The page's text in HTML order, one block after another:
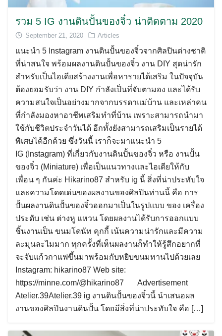
Search
for:
รวม 5 IG งานดินปั้นของจิ๋ว น่าติดตาม 2020
September 21, 2020 Articles
แนะนำ 5 Instagram งานดินปั้นของจิ๋วจากศิลปินต่างชาติ
ที่น่าสนใจ พร้อมผลงานดินปั้นของจิ๋ว งาน DIY สุดน่ารัก
สำหรับเป็นไอเดียสร้างงานเพื่อหารายได้เสริม ในปัจจุบัน
ต้องยอมรับว่า งาน DIY กำลังเป็นที่จับตามอง และได้รับ
ความสนใจเป็นอย่างมากจากบรรดาแม่บ้าน และเหล่าคน
ที่กำลังมองหาอาชีพเสริมทำที่บ้าน เพราะสามารถนำมา
ใช้กับชีวิตประจำวันได้ อีกทั้งยังสามารถเสริมเป็นรายได้
พิเศษได้อีกด้วย ซึ่งวันนี้ เราก็จะมาแนะนำ 5
IG (Instagram) ที่เกี่ยวกับงานดินปั้นของจิ๋ว หรือ งานปั้น
ของจิ๋ว (Miniature) เพื่อเป็นแนวทางและไอเดียให้กับ
เพื่อน ๆ กันค่ะ Hikarino87 สำหรับ ig นี้ สิ่งที่น่าประทับใจ
และความโดดเด่นของผลงานของศิลปินท่านนี้ คือ การ
ปั้นผลงานดินปั้นของจิ๋วออกมาเป็นในรูปแบบ ของ เครื่อง
ประดับ เช่น ต่างหู แหวน โดยผลงานได้รับการออกแบบ
ชิ้นงานเป็น ขนมโดนัท คุกกี้ เน้นความน่ารักและมีความ
ละมุนละไมมาก ทุกครั้งที่เห็นผลงานก็ทำให้รู้สึกอยากที่
จะจับแก้วกาแฟขึ้นมาพร้อมกับหยิบขนมทานไปด้วยเลย
Instagram: hikarino87 Web site:
https://minne.com/@hikarino87 Advertisement
Atelier.39Atelier.39 ig งานดินปั้นของจิ๋วนี้ นำเสนอผล
งานของศิลปินงานดินปั้น โดยมีสิ่งที่น่าประทับใจ คือ […]